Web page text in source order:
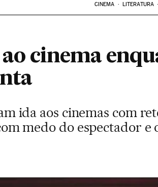
CINEMA LITERATURA
cinema
ida aos cinemas com
medo do espectador e